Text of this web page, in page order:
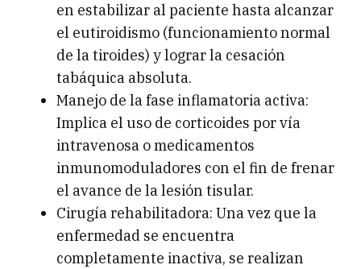
en estabilizar al paciente hasta alcanzar
el eutiroidismo (funcionamiento normal
de la tiroides) y lograr la cesación
tabáquica absoluta.
Manejo de la fase inflamatoria activa:
Implica el uso de corticoides por vía
intravenosa o medicamentos
inmunomoduladores con el fin de frenar
el avance de la lesión tisular.
Cirugía rehabilitadora: Una vez que la
enfermedad se encuentra
completamente inactiva, se realizan